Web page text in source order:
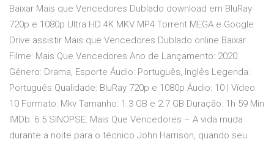
Baixar Mais que Vencedores Dublado download em BluRay
720p e 1080p Ultra HD 4K MKV MP4 Torrent MEGA e Google
Drive assistir Mais que Vencedores Dublado online Baixar
Filme: Mais Que Vencedores Ano de Lançamento: 2020
Gênero: Drama, Esporte Áudio: Português, Inglês Legenda:
Português Qualidade: BluRay 720p e 1080p Áudio: 10 | Vídeo:
10 Formato: Mkv Tamanho: 1.3 GB e 2.7 GB Duração: 1h 59 Min
IMDb: 6.5 SINOPSE: Mais Que Vencedores – A vida muda
durante a noite para o técnico John Harrison, quando seu